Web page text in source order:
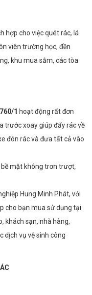
hợp cho việc quét rác, lá
viên trường học, đền
khu mua sắm, các tòa
1 hoạt động rất đơn
trước xoay giúp đẩy rác về
đón rác và đưa tất cả vào
mặt không trơn trượt,
Hung Minh Phát, với
cho bạn mua sử dụng tại
khách sạn, nhà hàng,
dịch vụ vệ sinh công